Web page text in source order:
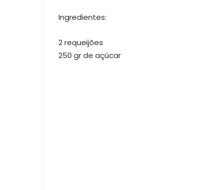
Ingredientes:
2 requeijões
250 gr de açúcar